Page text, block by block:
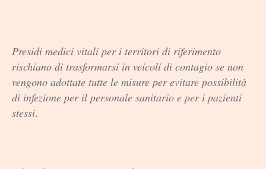
Presidi medici vitali per i territori di riferimento
rischiano di trasformarsi in veicoli di contagio se non
vengono adottate tutte le misure per evitare possibilità
di infezione per il personale sanitario e per i pazienti
stessi.